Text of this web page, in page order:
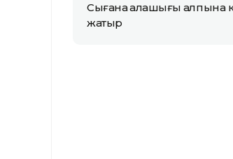
Сығанақ қалашығы қалпына
жатыр